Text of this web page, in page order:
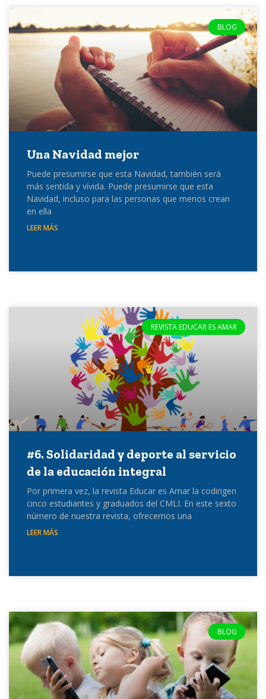
BLOG
Una Navidad mejor
Puede presumirse que esta Navidad, también será
más sentida y vívida. Puede presumirse que esta
Navidad, incluso para las personas que menos crean
en ella
LEER MÁS
REVISTA EDUCAR ES AMAR
#6. Solidaridad y deporte al servicio
de la educación integral
Por primera vez, la revista Educar es Amar la codirigen
cinco estudiantes y graduados del CMLI. En este sexto
número de nuestra revista, ofrecemos una
LEER MÁS
BLOG